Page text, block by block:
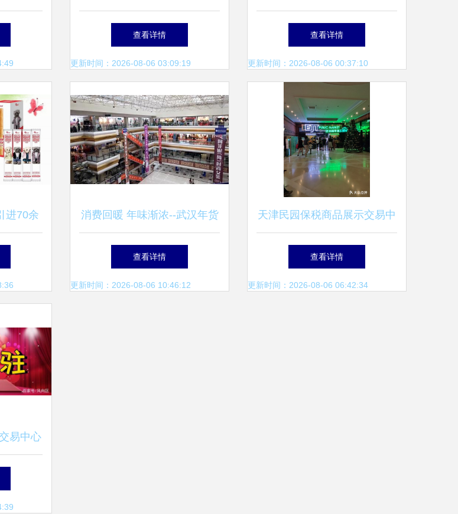
品交易中心 品质生活的新选
择
查看详情
更新时间：2026-08-06 03:09:19
多重博弈中震荡运行
查看详情
更新时间：2026-08-06 00:37:10
进70余
易中心
消费回暖 年味渐浓--武汉年货
市场见闻
查看详情
更新时间：2026-08-06 10:46:12
天津民园保税商品展示交易中
心 打造国际化商品交易新高
地
查看详情
更新时间：2026-08-06 06:42:34
易中心
析